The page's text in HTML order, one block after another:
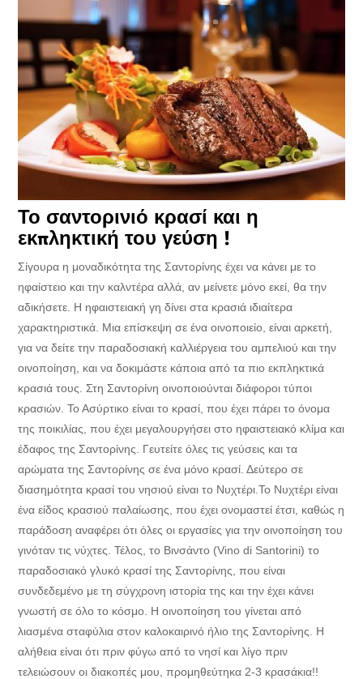
Το σαντορινιό κρασί και η
εκπληκτική του γεύση !
Σίγουρα η μοναδικότητα της Σαντορίνης έχει να κάνει με το
ηφαίστειο και την καλντέρα αλλά, αν μείνετε μόνο εκεί, θα την
αδικήσετε. Η ηφαιστειακή γη δίνει στα κρασιά ιδιαίτερα
χαρακτηριστικά. Μια επίσκεψη σε ένα οινοποιείο, είναι αρκετή,
για να δείτε την παραδοσιακή καλλιέργεια του αμπελιού και την
οινοποίηση, και να δοκιμάστε κάποια από τα πιο εκπληκτικά
κρασιά τους. Στη Σαντορίνη οινοποιούνται διάφοροι τύποι
κρασιών. Το Ασύρτικο είναι το κρασί, που έχει πάρει το όνομα
της ποικιλίας, που έχει μεγαλουργήσει στο ηφαιστειακό κλίμα και
έδαφος της Σαντορίνης. Γευτείτε όλες τις γεύσεις και τα
αρώματα της Σαντορίνης σε ένα μόνο κρασί. Δεύτερο σε
διασημότητα κρασί του νησιού είναι το Νυχτέρι.Το Νυχτέρι είναι
ένα είδος κρασιού παλαίωσης, που έχει ονομαστεί έτσι, καθώς η
παράδοση αναφέρει ότι όλες οι εργασίες για την οινοποίηση του
γινόταν τις νύχτες. Τέλος, το Βινσάντο (Vino di Santorini) το
παραδοσιακό γλυκό κρασί της Σαντορίνης, που είναι
συνδεδεμένο με τη σύγχρονη ιστορία της και την έχει κάνει
γνωστή σε όλο το κόσμο. Η οινοποίηση του γίνεται από
λιασμένα σταφύλια στον καλοκαιρινό ήλιο της Σαντορίνης. Η
αλήθεια είναι ότι πριν φύγω από το νησί και λίγο πριν
τελειώσουν οι διακοπές μου, προμηθεύτηκα 2-3 κρασάκια!!